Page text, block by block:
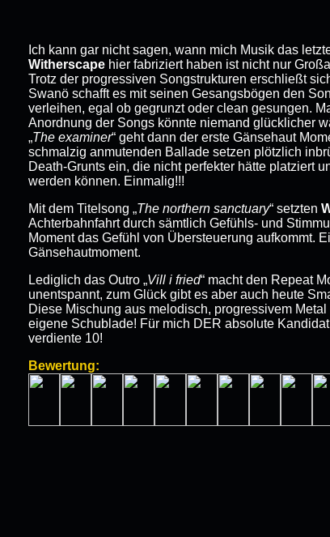
Ich kann gar nicht sagen, wann mich Musik das
Witherscape hier fabriziert haben ist nicht nur
Trotz der progressiven Songstrukturen erschließt
Swanö schafft es mit seinen Gesangsbögen den
verleihen, egal ob gegrunzt oder clean gesungen.
Anordnung der Songs könnte niemand glücklicher
„The examiner“ geht dann der erste Gänsehaut
schmalzig anmutenden Ballade setzen plötzlich
Death-Grunts ein, die nicht perfekter hätte platziert
werden können. Einmalig!!!
Mit dem Titelsong „The northern sanctuary“ setzten
Achterbahnfahrt durch sämtlich Gefühls- und
Moment das Gefühl von Übersteuerung aufkommt.
Gänsehautmoment.
Lediglich das Outro „Vill i fried“ macht den Repeat
unentspannt, zum Glück gibt es aber auch heute
Diese Mischung aus melodisch, progressivem
eigene Schublade! Für mich DER absolute
verdiente 10!
Bewertung: